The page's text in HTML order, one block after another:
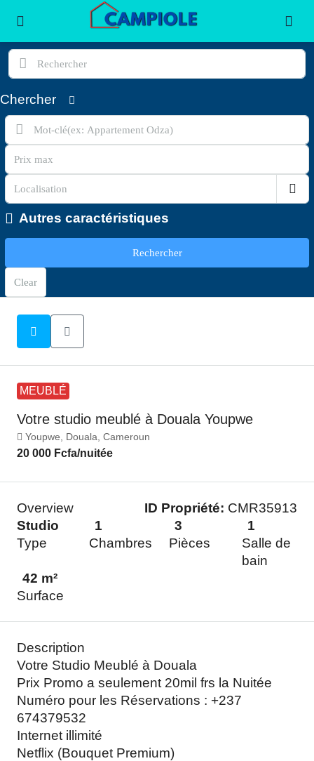
Chercher
Autres caractéristiques
Rechercher
Clear
MEUBLÉ
Votre studio meublé à Douala Youpwe
Youpwe, Douala, Cameroun
20 000 Fcfa/nuitée
Overview ID Propriété: CMR35913
Studio
Type
1
Chambres
3
Pièces
1
Salle de
bain
42 m²
Surface
Description
Votre Studio Meublé à Douala
Prix Promo a seulement 20mil frs la Nuitée
Numéro pour les Réservations : +237
674379532
Internet illimité
Netflix (Bouquet Premium)